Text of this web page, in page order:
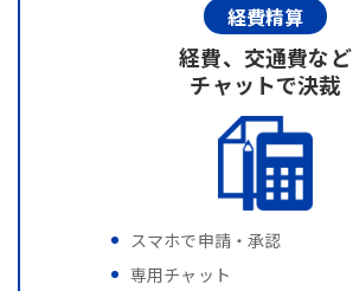
経費精算
経費、交通費など
チャットで決裁
スマホで申請・承認
専用チャット